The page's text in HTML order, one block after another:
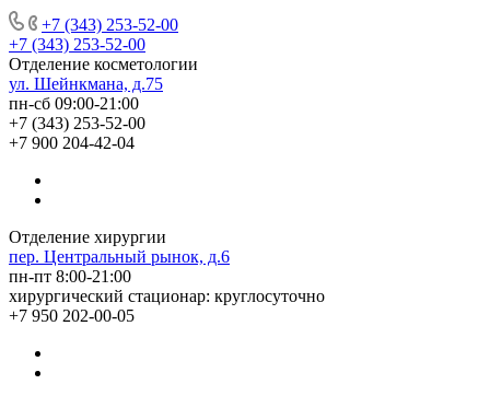
+7 (343) 253-52-00
+7 (343) 253-52-00
Отделение косметологии
ул. Шейнкмана, д.75
пн-сб 09:00-21:00
+7 (343) 253-52-00
+7 900 204-42-04
Отделение хирургии
пер. Центральный рынок, д.6
пн-пт 8:00-21:00
хирургический стационар: круглосуточно
+7 950 202-00-05